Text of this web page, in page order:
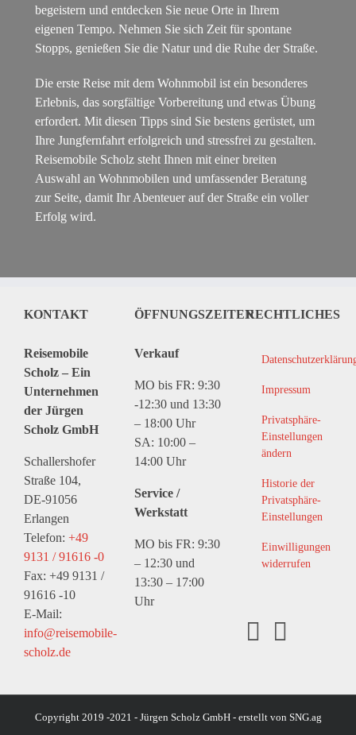
begeistern und entdecken Sie neue Orte in Ihrem
eigenen Tempo. Nehmen Sie sich Zeit für spontane
Stopps, genießen Sie die Natur und die Ruhe der Straße.
Die erste Reise mit dem Wohnmobil ist ein besonderes
Erlebnis, das sorgfältige Vorbereitung und etwas Übung
erfordert. Mit diesen Tipps sind Sie bestens gerüstet, um
Ihre Jungfernfahrt erfolgreich und stressfrei zu gestalten.
Reisemobile Scholz steht Ihnen mit einer breiten
Auswahl an Wohnmobilen und umfassender Beratung
zur Seite, damit Ihr Abenteuer auf der Straße ein voller
Erfolg wird.
KONTAKT
Reisemobile
Scholz – Ein
Unternehmen
der Jürgen
Scholz GmbH
Schallershofer
Straße 104,
DE-91056
Erlangen
Telefon: +49
9131 / 91616 -0
Fax: +49 9131 /
91616 -10
E-Mail:
info@reisemobile-
scholz.de
ÖFFNUNGSZEITEN
Verkauf
MO bis FR: 9:30
-12:30 und 13:30
– 18:00 Uhr
SA: 10:00 –
14:00 Uhr
Service /
Werkstatt
MO bis FR: 9:30
– 12:30 und
13:30 – 17:00
Uhr
RECHTLICHES
Impressum
Privatsphäre-
Einstellungen
ändern
Historie der
Privatsphäre-
Einstellungen
Einwilligungen
widerrufen
Copyright 2019 -2021 - Jürgen Scholz GmbH - erstellt von SNG.ag